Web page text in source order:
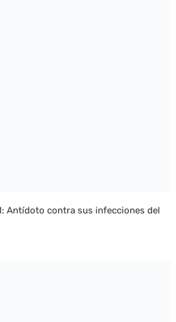
Antídoto contra sus infecciones del